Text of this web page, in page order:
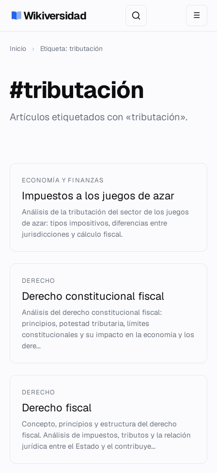
Wikiversidad ☰
Inicio › Etiqueta: tributación
#tributación
Artículos etiquetados con «tributación».
ECONOMÍA Y FINANZAS
Impuestos a los juegos de azar
Análisis de la tributación del sector de los juegos
de azar: tipos impositivos, diferencias entre
jurisdicciones y cálculo fiscal.
DERECHO
Derecho constitucional fiscal
Análisis del derecho constitucional fiscal:
principios, potestad tributaria, límites
constitucionales y su impacto en la economía y los
dere...
DERECHO
Derecho fiscal
Concepto, principios y estructura del derecho
fiscal. Análisis de impuestos, tributos y la relación
jurídica entre el Estado y el contribuye...